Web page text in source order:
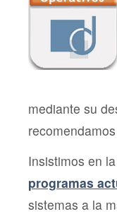
mediante su
Insistimos en
programas
sistemas a la